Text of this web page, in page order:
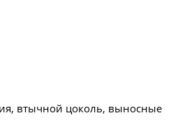
втычной цоколь, выносные